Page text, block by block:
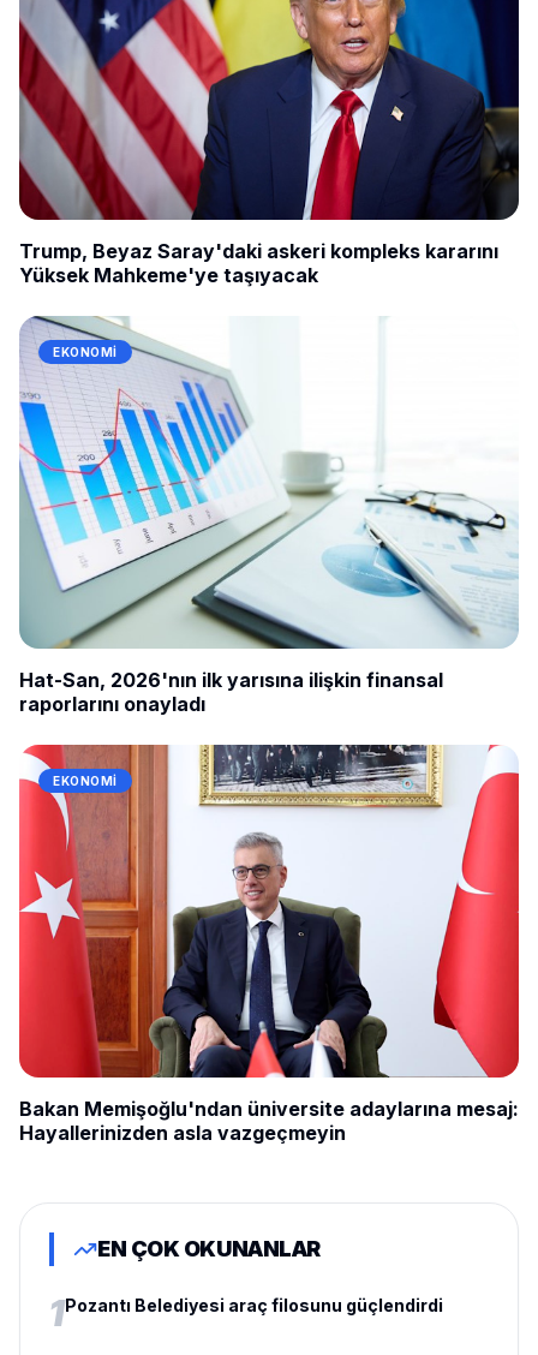
Trump, Beyaz Saray'daki askeri kompleks kararını
Yüksek Mahkeme'ye taşıyacak
EKONOMI
Hat-San, 2026'nın ilk yarısına ilişkin finansal
raporlarını onayladı
EKONOMI
Bakan Memişoğlu'ndan üniversite adaylarına mesaj:
Hayallerinizden asla vazgeçmeyin
EN ÇOK OKUNANLAR
1Pozantı Belediyesi araç filosunu güçlendirdi